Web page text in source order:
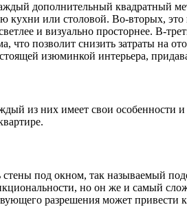
дополнительный квадратный
или столовой. Во-вторых,
и визуально просторнее. В-
позволит снизить затраты на
изюминкой интерьера,
из них имеет свои особенности и
под окном, так называемый
но он же и самый
разрешения может привести